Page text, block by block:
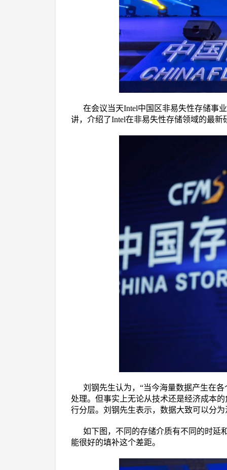
在会议当天Intel中国区非易失性存储事
讲，介绍了Intel在非易失性存储领域的最
刘钢先生认为，“当今海量数据产生在
处理。但事实上无论从技术还是经济成本
行分层。刘钢先生表示，数据大致可以分
如下图，不同的存储介质有不同的时延
能很好的填补这个差距。